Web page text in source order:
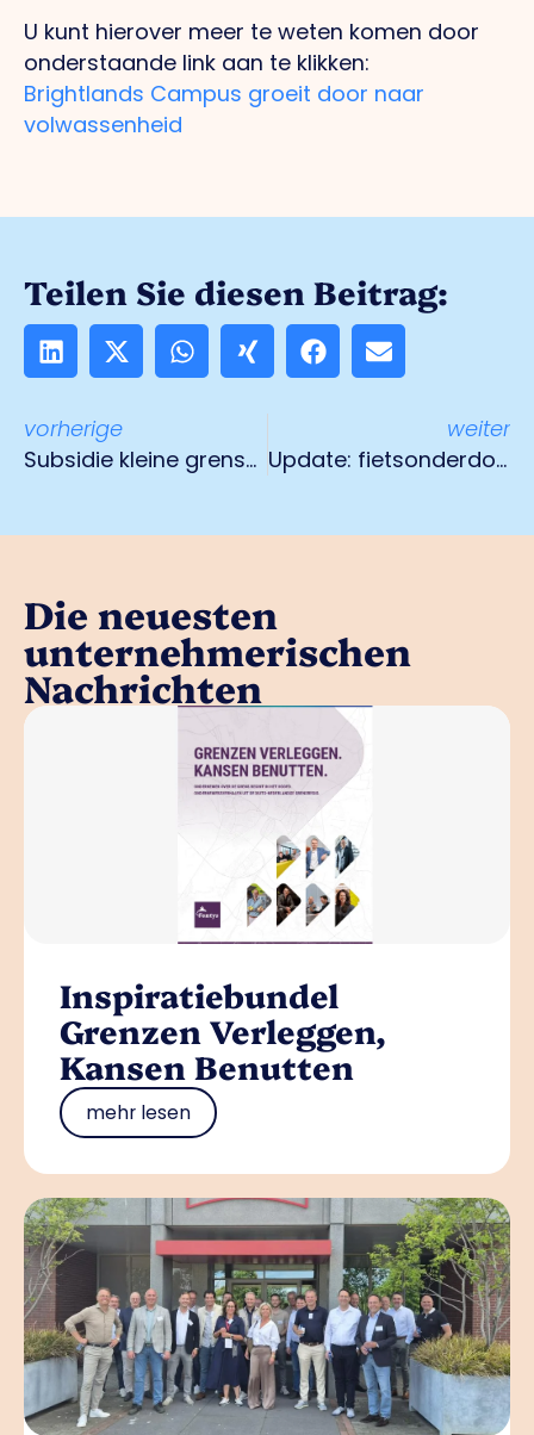
U kunt hierover meer te weten komen door
onderstaande link aan te klikken:
Brightlands Campus groeit door naar
volwassenheid
Teilen Sie diesen Beitrag:
vorherige
Subsidie kleine grensoverschrijdende projecten
weiter
Update: fietsonderdoorgang provinciale weg N295
Die neuesten
unternehmerischen
Nachrichten
Inspiratiebundel
Grenzen Verleggen,
Kansen Benutten
mehr lesen